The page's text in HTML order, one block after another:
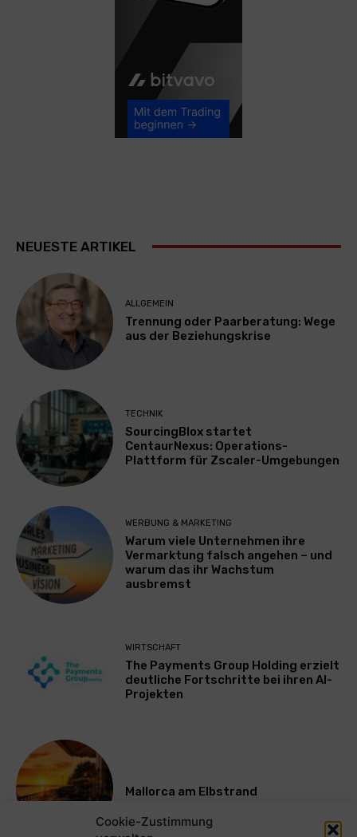
Cookie-Zustimmung
NEUESTE ARTIKEL
ALLGEMEIN
Trennung oder Paarberatung: Wege
aus der Beziehungskrise
TECHNIK
SourcingBlox startet
CentaurNexus: Operations-
Plattform für Zscaler-Umgebungen
WERBUNG & MARKETING
Warum viele Unternehmen ihre
Vermarktung falsch angehen – und
warum das ihr Wachstum
ausbremst
WIRTSCHAFT
The Payments Group Holding erzielt
deutliche Fortschritte bei ihren AI-
Projekten
Mallorca am Elbstrand